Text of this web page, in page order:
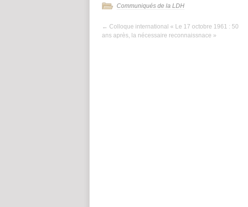
Communiqués de la LDH
← Colloque international « Le 17 octobre 1961 : 50
ans après, la nécessaire reconnaissnace »